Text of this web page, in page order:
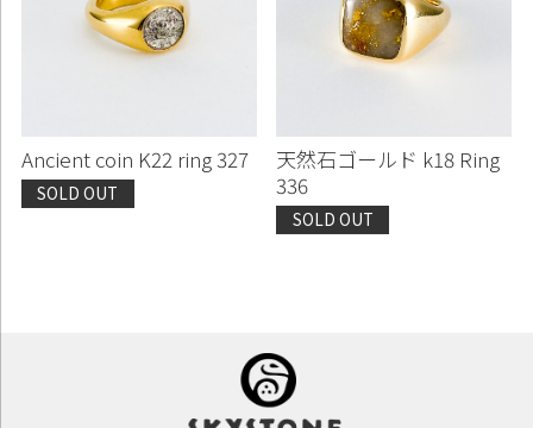
Ancient coin K22 ring 327
SOLD OUT
天然石ゴールド k18 Ring
336
SOLD OUT